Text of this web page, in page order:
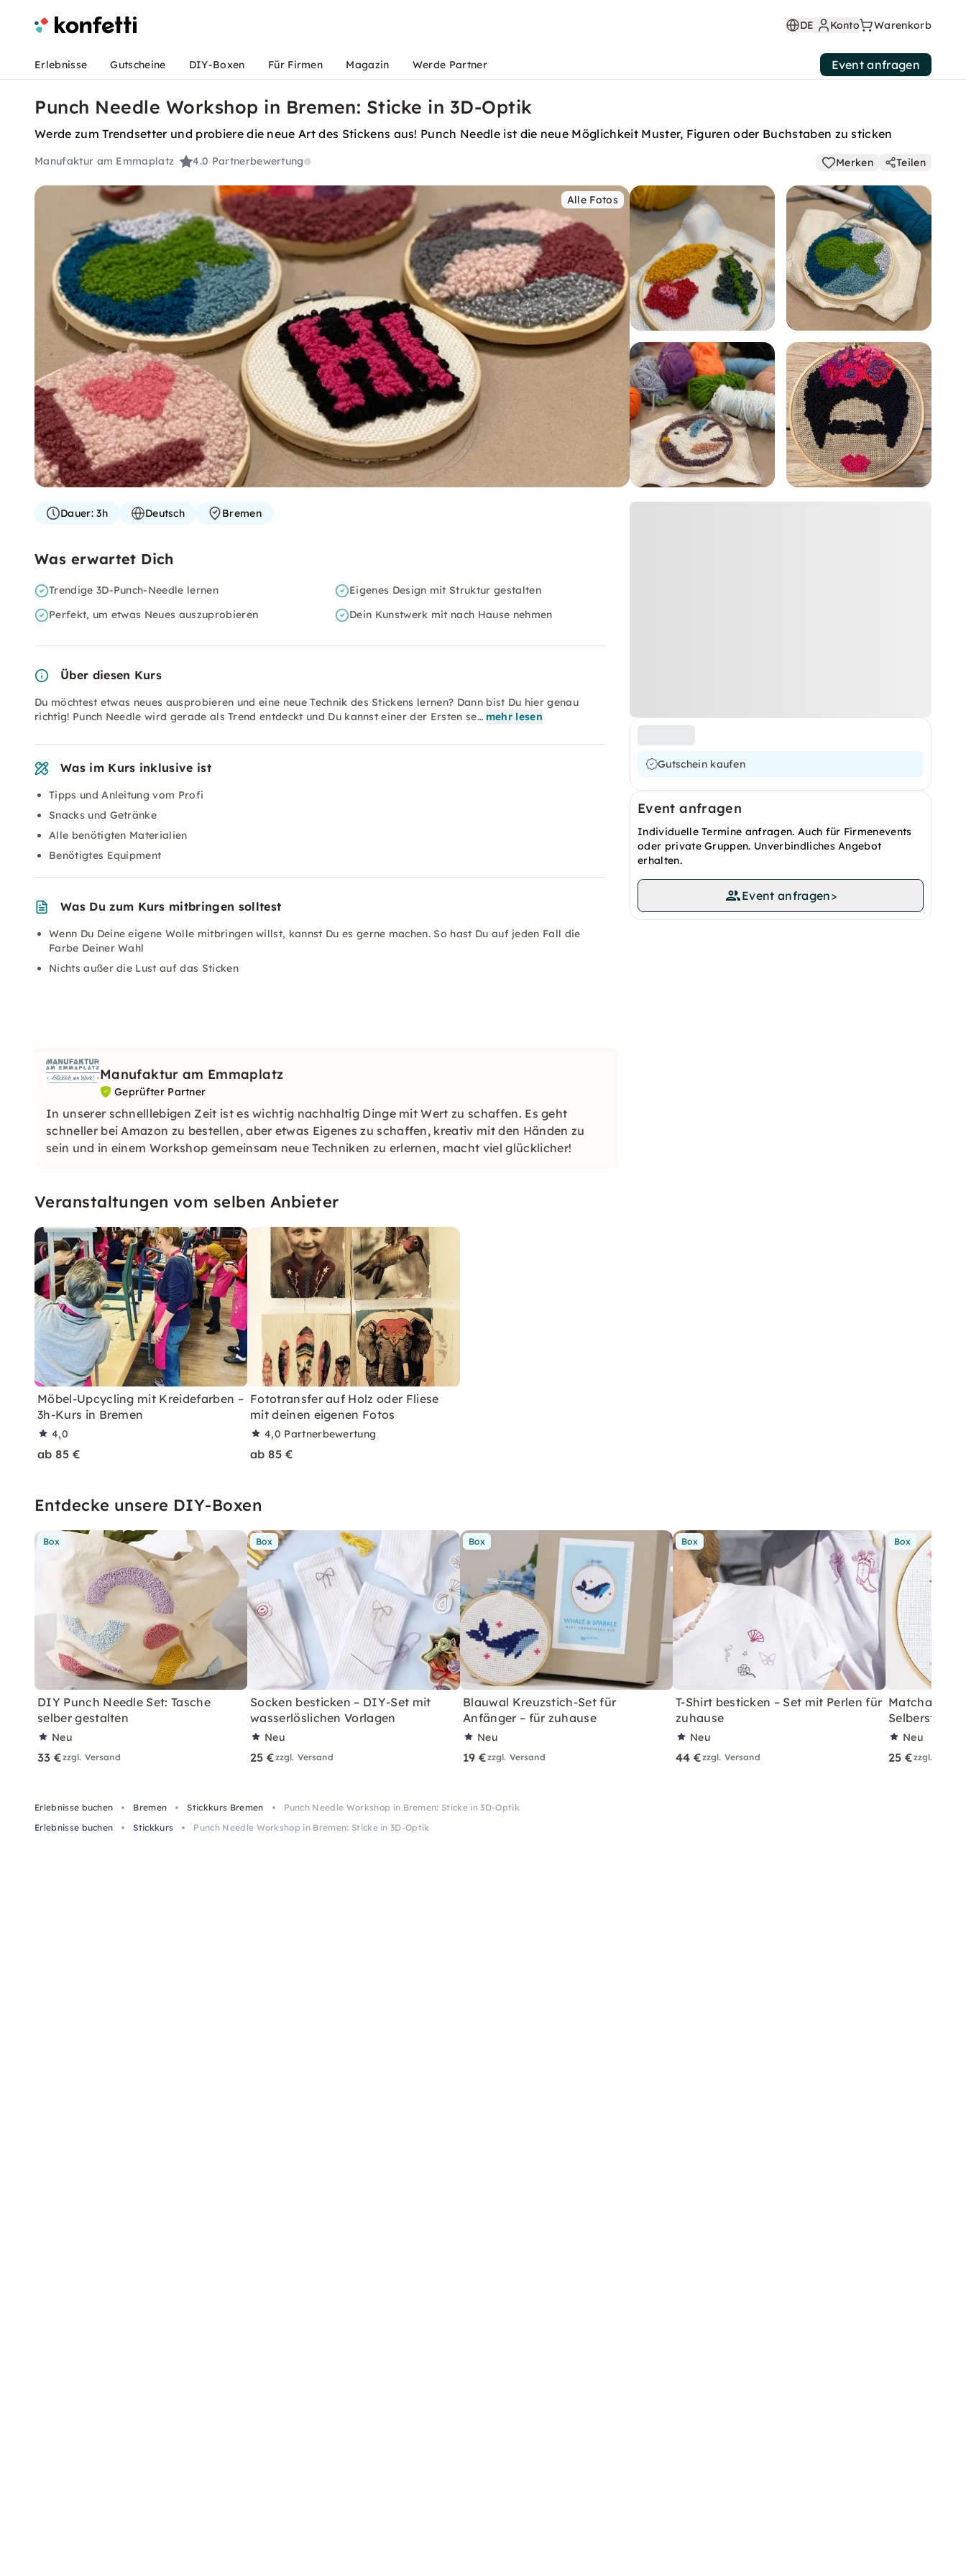
DE Konto Warenkorb
Erlebnisse Gutscheine DIY-Boxen Für Firmen Magazin Werde Partner Event anfragen
Punch Needle Workshop in Bremen: Sticke in 3D-Optik
Werde zum Trendsetter und probiere die neue Art des Stickens aus! Punch Needle ist die neue Möglichkeit Muster, Figuren oder Buchstaben zu sticken
Manufaktur am Emmaplatz 4.0 Partnerbewertung Merken Teilen
Alle Fotos
Gutschein kaufen
Event anfragen
Individuelle Termine anfragen. Auch für Firmenevents
oder private Gruppen. Unverbindliches Angebot
erhalten.
Event anfragen>
Dauer:3h Deutsch Bremen
Was erwartet Dich
Trendige 3D-Punch-Needle lernen
Eigenes Design mit Struktur gestalten
Perfekt, um etwas Neues auszuprobieren
Dein Kunstwerk mit nach Hause nehmen
Über diesen Kurs
Du möchtest etwas neues ausprobieren und eine neue Technik des Stickens lernen? Dann bist Du hier genau
richtig! Punch Needle wird gerade als Trend entdeckt und Du kannst einer der Ersten se… mehr lesen
Was im Kurs inklusive ist
Tipps und Anleitung vom Profi
Snacks und Getränke
Alle benötigten Materialien
Benötigtes Equipment
Was Du zum Kurs mitbringen solltest
Wenn Du Deine eigene Wolle mitbringen willst, kannst Du es gerne machen. So hast Du auf jeden Fall die
Farbe Deiner Wahl
Nichts außer die Lust auf das Sticken
Manufaktur am Emmaplatz
Geprüfter Partner
In unserer schnelllebigen Zeit ist es wichtig nachhaltig Dinge mit Wert zu schaffen. Es geht
schneller bei Amazon zu bestellen, aber etwas Eigenes zu schaffen, kreativ mit den Händen zu
sein und in einem Workshop gemeinsam neue Techniken zu erlernen, macht viel glücklicher!
Veranstaltungen vom selben Anbieter
Möbel-Upcycling mit Kreidefarben –
3h-Kurs in Bremen
4,0
ab 85 €
Fototransfer auf Holz oder Fliese
mit deinen eigenen Fotos
4,0 Partnerbewertung
ab 85 €
Entdecke unsere DIY-Boxen
Box
DIY Punch Needle Set: Tasche
selber gestalten
Neu
33 €zzgl. Versand
Box
Socken besticken – DIY-Set mit
wasserlöslichen Vorlagen
Neu
25 €zzgl. Versand
Box
Blauwal Kreuzstich-Set für
Anfänger – für zuhause
Neu
19 €zzgl. Versand
Box
T-Shirt besticken – Set mit Perlen für
zuhause
Neu
44 €zzgl. Versand
Box
Matcha
Selbersticken
Neu
25 €zzgl.
Erlebnisse buchen Bremen Stickkurs Bremen
Punch Needle Workshop in Bremen: Sticke in 3D-Optik
Erlebnisse buchen
Stickkurs Punch Needle Workshop in Bremen: Sticke in 3D-Optik